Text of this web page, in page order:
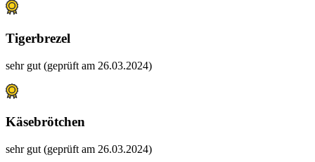
Tigerbrezel
sehr gut (geprüft am 26.03.2024)
Käsebrötchen
sehr gut (geprüft am 26.03.2024)